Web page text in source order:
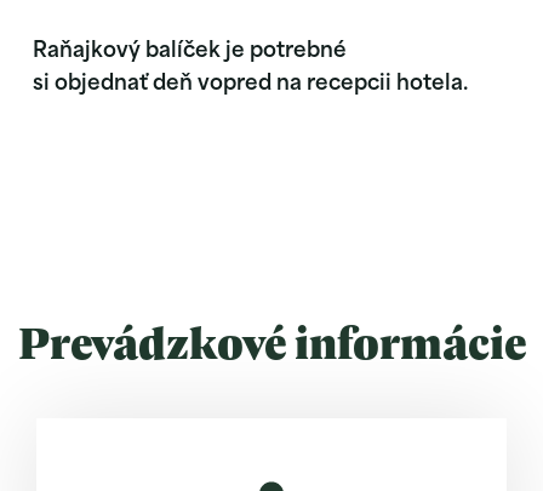
Raňajkový balíček je potrebné
si objednať deň vopred na recepcii hotela.
Prevádzkové informácie